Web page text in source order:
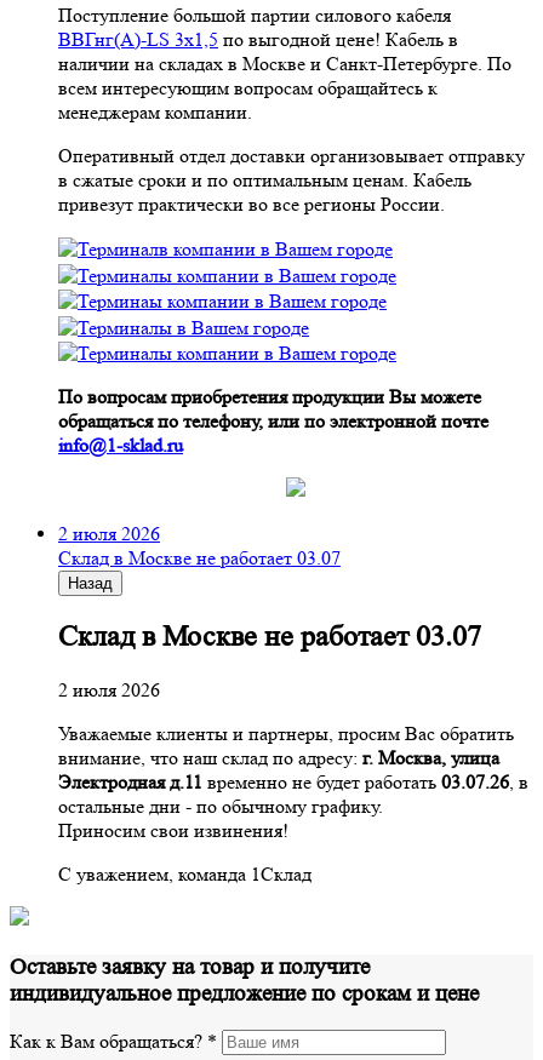
Поступление большой партии силового кабеля
ВВГнг(A)-LS 3х1,5 по выгодной цене! Кабель в
наличии на складах в Москве и Санкт-Петербурге. По
всем интересующим вопросам обращайтесь к
менеджерам компании.
Оперативный отдел доставки организовывает отправку
в сжатые сроки и по оптимальным ценам. Кабель
привезут практически во все регионы России.
По вопросам приобретения продукции Вы можете
обращаться по телефону, или по электронной почте
info@1-sklad.ru
2 июля 2026
Склад в Москве не работает 03.07
Назад
Склад в Москве не работает 03.07
2 июля 2026
Уважаемые клиенты и партнеры, просим Вас обратить
внимание, что наш склад по адресу: г. Москва, улица
Электродная д.11 временно не будет работать 03.07.26, в
остальные дни - по обычному графику.
Приносим свои извинения!
С уважением, команда 1Склад
Оставьте заявку на товар и получите
индивидуальное предложение по срокам и цене
Как к Вам обращаться? *